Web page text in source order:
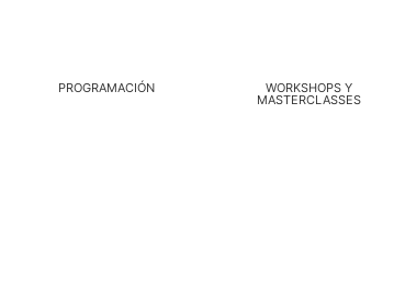
PROGRAMACIÓN WORKSHOPS Y
MASTERCLASSES